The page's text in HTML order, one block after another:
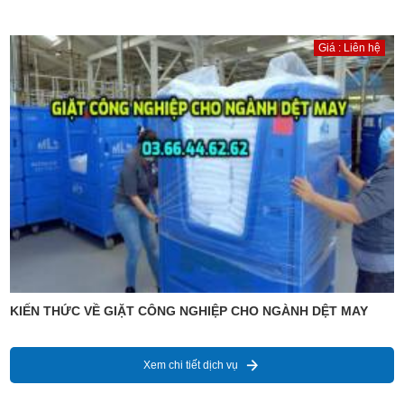
Giá : Liên hệ
KIẾN THỨC VỀ GIẶT CÔNG NGHIỆP CHO NGÀNH DỆT MAY
Xem chi tiết dịch vụ